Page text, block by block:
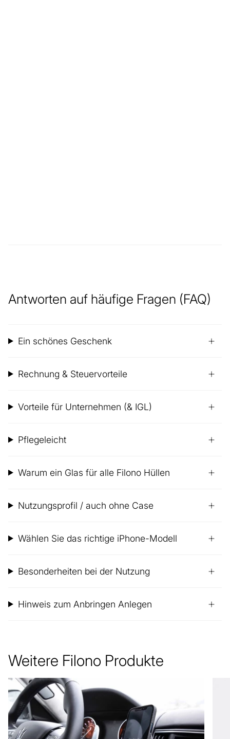
Antworten auf häufige Fragen (FAQ)
Ein schönes Geschenk
Rechnung & Steuervorteile
Vorteile für Unternehmen (& IGL)
Pflegeleicht
Warum ein Glas für alle Filono Hüllen
Nutzungsprofil / auch ohne Case
Wählen Sie das richtige iPhone-Modell
Besonderheiten bei der Nutzung
Hinweis zum Anbringen Anlegen
Weitere Filono Produkte